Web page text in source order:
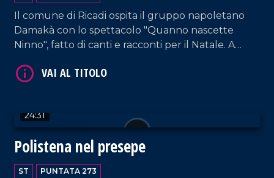
Il comune di Ricadi ospita il gruppo napoletano
Damakà con lo spettacolo "Quanno nascette
Ninno", fatto di canti e racconti per il Natale. A
vivente.
24:31
Polistena nel presepe
ST PUNTATA 273
VAI AL TITOLO
VAI AL TITOLO